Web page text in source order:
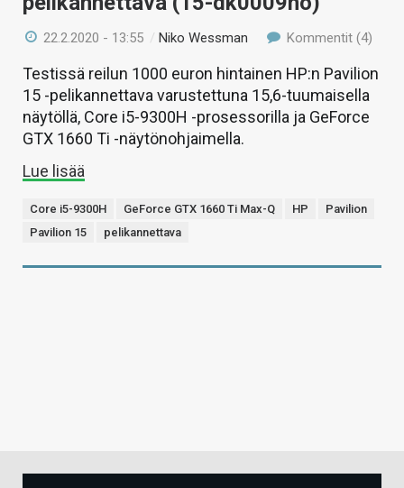
22.2.2020 - 13:55 / Niko Wessman Kommentit (4)
Testissä reilun 1000 euron hintainen HP:n Pavilion
15 -pelikannettava varustettuna 15,6-tuumaisella
näytöllä, Core i5-9300H -prosessorilla ja GeForce
GTX 1660 Ti -näytönohjaimella.
Lue lisää
Core i5-9300H GeForce GTX 1660 Ti Max-Q HP
Pavilion
Pavilion 15
pelikannettava